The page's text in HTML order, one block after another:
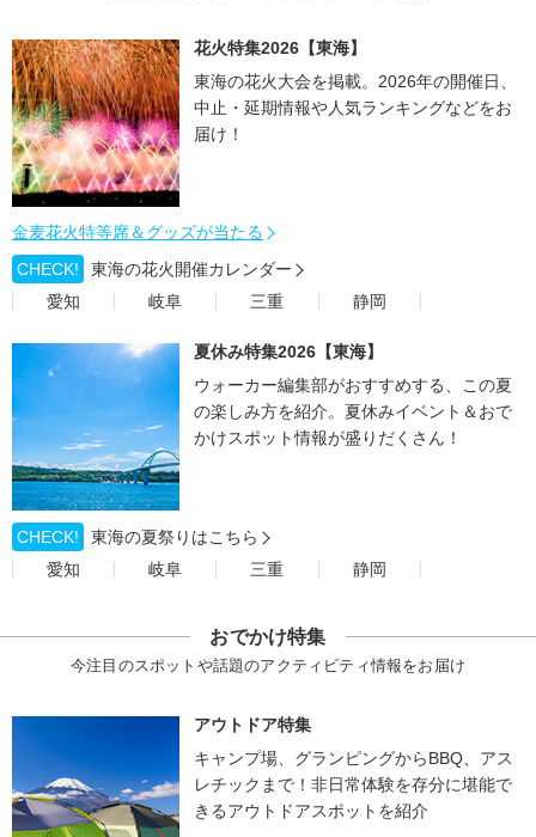
花火特集2026【東海】
東海の花火大会を掲載。2026年の開催日、
中止・延期情報や人気ランキングなどをお
届け！
金麦花火特等席＆グッズが当たる
CHECK!
東海の花火開催カレンダー
愛知
岐阜 三重 静岡
夏休み特集2026【東海】
ウォーカー編集部がおすすめする、この夏
の楽しみ方を紹介。夏休みイベント＆おで
かけスポット情報が盛りだくさん！
CHECK!
東海の夏祭りはこちら
愛知
岐阜 三重 静岡
おでかけ特集
今注目のスポットや話題のアクティビティ情報をお届け
アウトドア特集
キャンプ場、グランピングからBBQ、アス
レチックまで！非日常体験を存分に堪能で
きるアウトドアスポットを紹介